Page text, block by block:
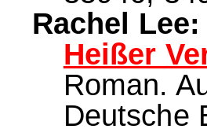
Rachel Lee:
Heißer
Roman.
Deutsche